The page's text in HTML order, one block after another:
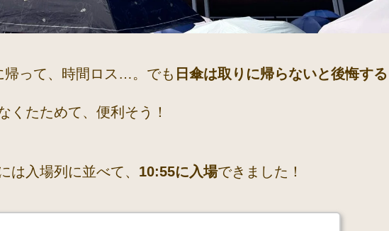
帰って、時間ロス…。でも 日傘は取りに帰らないと後悔する
くたためて、便利そう！
は入場列に並べて、 10:55に入場できました！